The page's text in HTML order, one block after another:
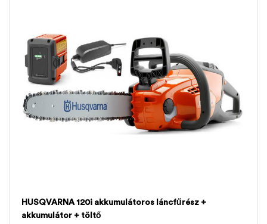
HUSQVARNA 120i akkumulátoros láncfűrész +
akkumulátor + töltő